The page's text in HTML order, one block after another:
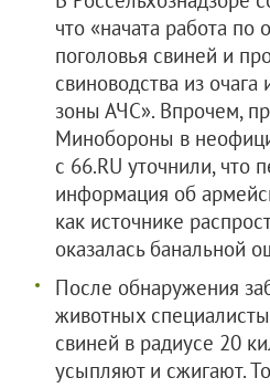
что «начата работа по
поголовья свиней и
свиноводства из
зоны АЧС». Впрочем,
Минобороны в
с 66.RU уточнили, что
информация об
как источнике
оказалась банальной
После обнаружения
животных
свиней в радиусе 20
усыпляют и сжигают.